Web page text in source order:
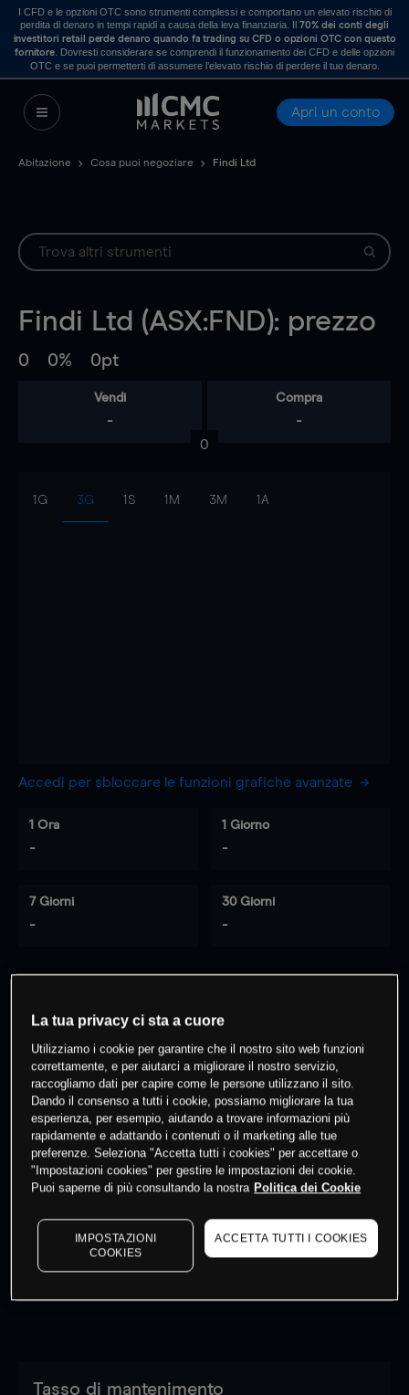
I CFD e le opzioni OTC sono strumenti complessi e comportano un elevato rischio di
perdita di denaro in tempi rapidi a causa della leva finanziaria. Il70% dei conti degli
investitori retail perde denaro quando fa trading su CFD o opzioni OTC con questo
fornitore . Dovresti considerare se comprendi il funzionamento dei CFD e delle opzioni
OTC e se puoi permetterti di assumere l’elevato rischio di perdere il tuo denaro.
Apri un conto
Abitazione Cosa puoi negoziare Findi Ltd
Findi Ltd (ASX:FND): prezzo
0 0% 0pt
Vendi
-
Compra
-
0
1G 3G 1S 1M 3M 1A
Accedi per sbloccare le funzioni grafiche avanzate
1 Ora
-
1 Giorno
-
7 Giorni
-
30 Giorni
-
questo prodotto
Fai trading
Log into see latest market data
Tasso di mantenimento
La tua privacy ci sta a cuore
Utilizziamo i cookie per garantire che il nostro sito web funzioni
correttamente, e per aiutarci a migliorare il nostro servizio,
raccogliamo dati per capire come le persone utilizzano il sito.
Dando il consenso a tutti i cookie, possiamo migliorare la tua
esperienza, per esempio, aiutando a trovare informazioni più
rapidamente e adattando i contenuti o il marketing alle tue
preferenze. Seleziona "Accetta tutti i cookies" per accettare o
"Impostazioni cookies" per gestire le impostazioni dei cookie.
Puoi saperne di più consultando la nostra Politica dei Cookie
IMPOSTAZIONI
COOKIES
ACCETTA TUTTI I COOKIES